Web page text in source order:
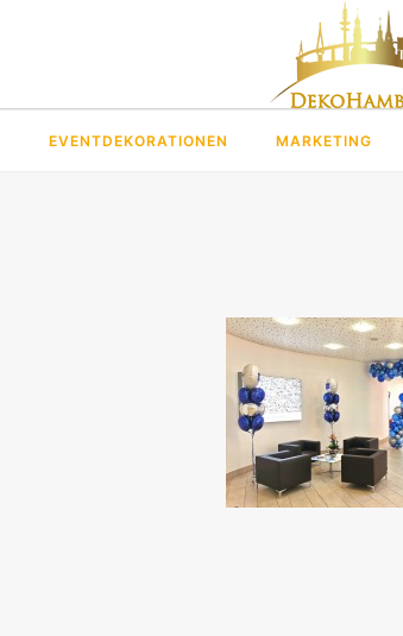
EVENTDEKORATIONEN MARKETING